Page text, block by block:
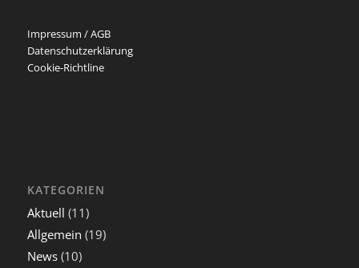
Impressum / AGB
Datenschutzerklärung
Cookie-Richtline
KATEGORIEN
Aktuell (11)
Allgemein (19)
News(10)